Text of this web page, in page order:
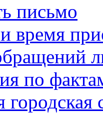
письмо
время
по